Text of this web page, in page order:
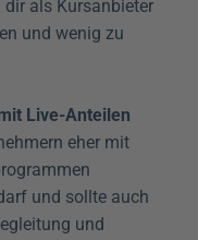
als Kursanbieter
und wenig zu
Live-Anteilen
eher mit
und sollte auch
und